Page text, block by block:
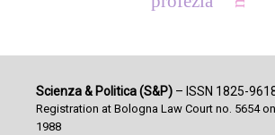
Scienza & Politica (S&P)– ISSN 1825-
Registration at Bologna Law Court no. 5654
1988